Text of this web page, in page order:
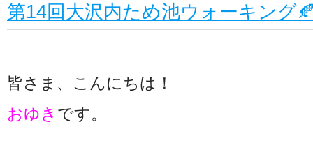
第14回大沢内ため池ウォーキング
皆さま、こんにちは！
おゆき です。